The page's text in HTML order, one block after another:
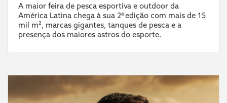
A maior feira de pesca esportiva e outdoor da
América Latina chega à sua 2ª edição com mais de 15
mil m², marcas gigantes, tanques de pesca e a
presença dos maiores astros do esporte.